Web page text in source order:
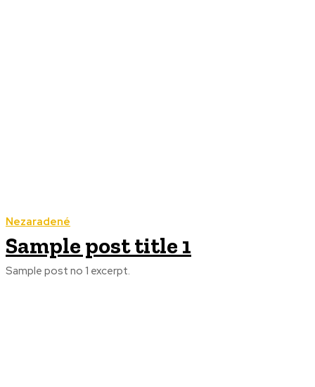
Nezaradené
Sample post title 1
Sample post no 1 excerpt.